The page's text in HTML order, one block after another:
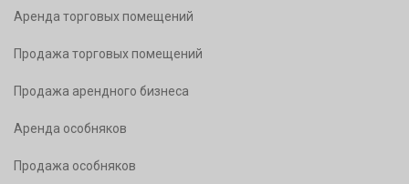
Аренда торговых помещений
Продажа торговых помещений
Продажа арендного бизнеса
Аренда особняков
Продажа особняков